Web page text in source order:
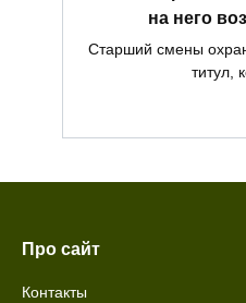
на него
Старший смены
титул,
Про сайт
Контакты